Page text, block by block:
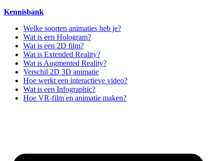
Kennisbank
Welke soorten animaties heb je?
Wat is een Hologram?
Wat is een 2D film?
Wat is Extended Reality?
Wat is Augmented Reality?
Verschil 2D 3D animatie
Hoe werkt een interactieve video?
Wat is een Infographic?
Hoe VR-film en animatie maken?